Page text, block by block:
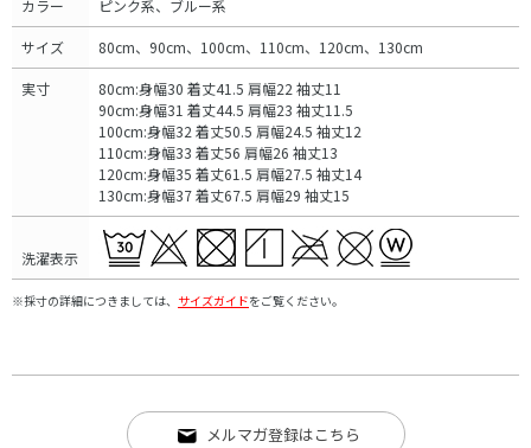
カラー ピンク系、ブルー系
サイズ 80cm、90cm、100cm、110cm、120cm、130cm
実寸
80cm:身幅30 着丈41.5 肩幅22 袖丈11
90cm:身幅31 着丈44.5 肩幅23 袖丈11.5
100cm:身幅32 着丈50.5 肩幅24.5 袖丈12
110cm:身幅33 着丈56 肩幅26 袖丈13
120cm:身幅35 着丈61.5 肩幅27.5 袖丈14
130cm:身幅37 着丈67.5 肩幅29 袖丈15
洗濯表示
※採寸の詳細につきましては、 サイズガイドをご覧ください。
メルマガ登録はこちら